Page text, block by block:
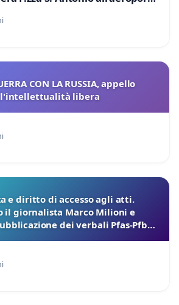
a € 1,50
CON LA RUSSIA, appello
libera
e diritto di accesso agli atti.
il giornalista Marco Milioni e
dei verbali Pfas-Pfba